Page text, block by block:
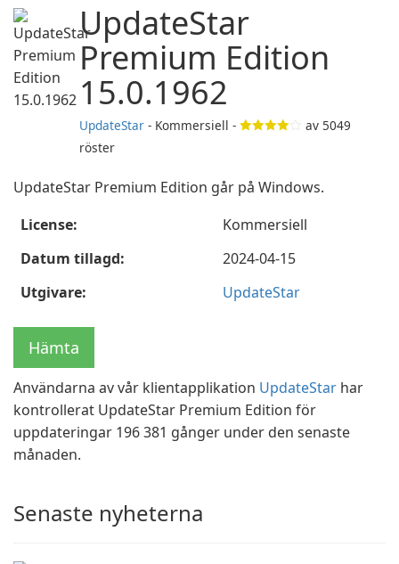
UpdateStar
Premium Edition
15.0.1962
UpdateStar - Kommersiell - av 5049
röster
UpdateStar Premium Edition går på Windows.
License:
Kommersiell
Datum tillagd:
2024-04-15
Utgivare:
UpdateStar
Hämta
Användarna av vår klientapplikation UpdateStar har
kontrollerat UpdateStar Premium Edition för
uppdateringar 196 381 gånger under den senaste
månaden.
Senaste nyheterna